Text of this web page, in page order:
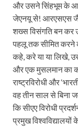
और उसने सिंहभूम के
जेएनयू से! आरएसएस
शख्‍स विसंगति बन कर
पहलू तक सीमित करने
कहे, करे या या लिखे,
और एक मुसलमान का
राष्ट्रविरोधी और
वह तीन साल से बिना
कि सीएए विरोधी
प्रमुख